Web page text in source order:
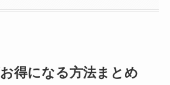
得になる方法まとめ